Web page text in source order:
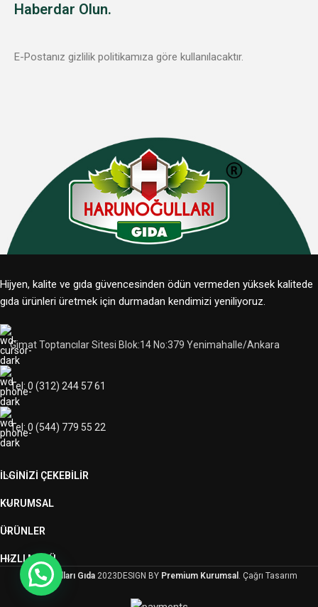
Haberdar Olun.
E-Postanız gizlilik politikamıza göre kullanılacaktır.
Hijyen, kalite ve gıda güvencesinden ödün vermeden yüksek kalitede
gıda ürünleri üretmek için durmadan kendimizi yeniliyoruz.
Gimat Toptancılar Sitesi Blok:14 No:379 Yenimahalle/Ankara
Tel: 0 (312) 244 57 61
Tel: 0 (544) 779 55 22
İLGINIZI ÇEKEBILIR
KURUMSAL
ÜRÜNLER
HIZLI MENÜ
Harunoğulları Gıda 2023DESIGN BY Premium Kurumsal . Çağrı Tasarım